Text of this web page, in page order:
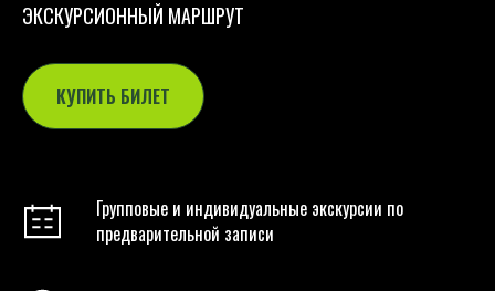
ЭКСКУРСИОННЫЙ МАРШРУТ
КУПИТЬ БИЛЕТ
Групповые и индивидуальные экскурсии по
предварительной записи